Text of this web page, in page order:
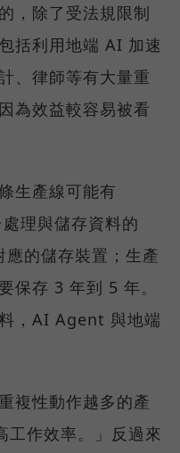
，除了受法規限制
括利用地端 AI 加速
、律師等有大量重
為效益較容易被看
生產線可能有
理與儲存資料的
的儲存裝置；生產
保存 3 年到 5 年。
，AI Agent 與地端
複性動作越多的產
工作效率。」反過來